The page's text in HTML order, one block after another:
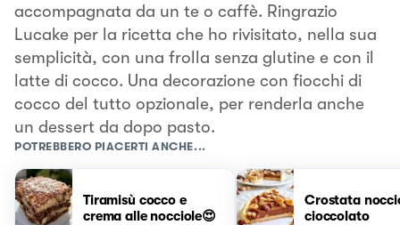
accompagnata da un te o caffè. Ringrazio
Lucake per la ricetta che ho rivisitato, nella sua
semplicità, con una frolla senza glutine e con il
latte di cocco. Una decorazione con fiocchi di
cocco del tutto opzionale, per renderla anche
un dessert da dopo pasto.
POTREBBERO PIACERTI ANCHE...
Tiramisù cocco e
crema alle nocciole😍
Crostata
cioccolato